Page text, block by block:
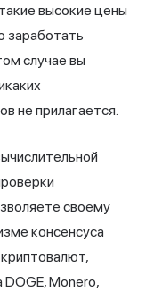
высокие цены
заработать
случае вы
не прилагается.
своему
консенсуса
Monero,